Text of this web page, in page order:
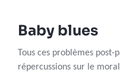
Baby blues
Tous ces problèmes
répercussions sur le